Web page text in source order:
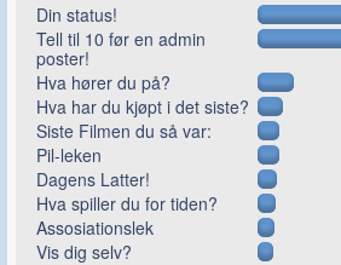
Din status!
Tell til 10 før en admin
poster!
Hva hører du på?
Hva har du kjøpt i det siste?
Siste Filmen du så var:
Pil-leken
Dagens Latter!
Hva spiller du for tiden?
Assosiationslek
Vis dig selv?